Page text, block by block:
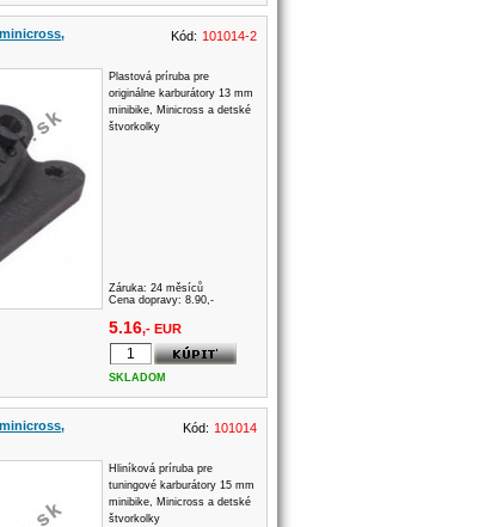
Kód: 101014-2
Plastová príruba pre
originálne karburátory 13 mm
minibike, Minicross a detské
štvorkolky
Záruka: 24 měsíců
Cena dopravy: 8.90,-
5.16,- EUR
SKLADOM
Kód: 101014
Hliníková príruba pre
tuningové karburátory 15 mm
minibike, Minicross a detské
štvorkolky